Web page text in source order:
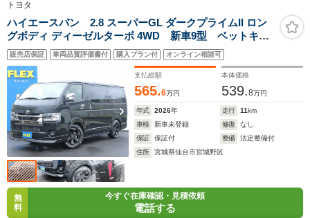
トヨタ
ハイエースバン 2.8 スーパーGL ダークプライムII ロン
グボディ ディーゼルターボ 4WD 新車9型 ベットキッ
ト アーバングランデ17AW ナスカータイヤ ディスプ
レイオーディオプラス フロントスポイラー オーバー
フェンダー オメガLEDテール 両側パワースライドド
ア バイビームヘットライト
販売店保証 車両品質評価書付 購入プラン付 オンライン相談可
支払総額
565.6万円
本体価格
539.8万円
年式 2026年 走行 11km
車検
新車未登録 修復
なし
保証
保証付 整備
法定整備付
住所
宮城県仙台市宮城野区
無
料
今すぐ在庫確認・見積依頼
電話する